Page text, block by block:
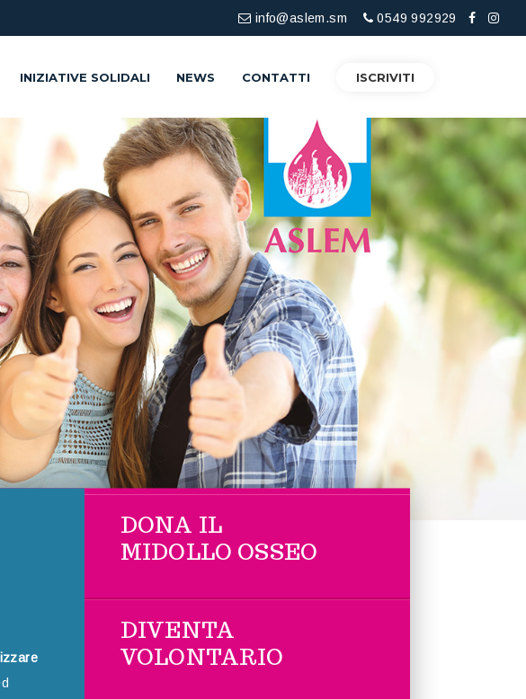
info@aslem.sm 0549 992929
INIZIATIVE SOLIDALI NEWS CONTATTI ISCRIVITI
DONA IL
MIDOLLO OSSEO
DIVENTA
VOLONTARIO